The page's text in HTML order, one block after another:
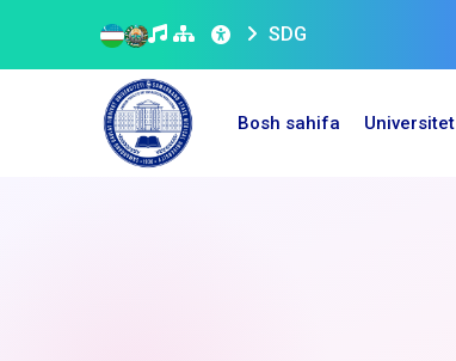
SDG
Bosh sahifa Universitet